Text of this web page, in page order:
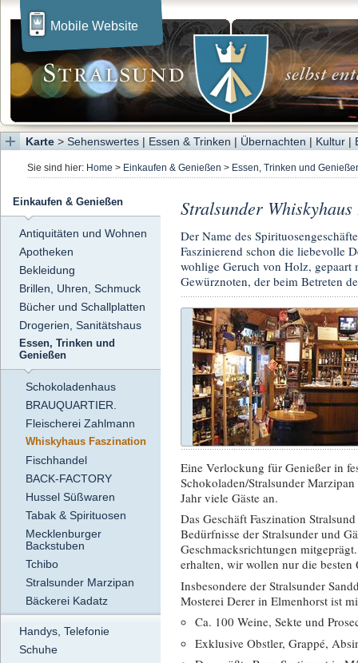
Mobile Website
Karte > Sehenswertes | Essen & Trinken | Übernachten | Kultur |
Sie sind hier: Home > Einkaufen & Genießen > Essen, Trinken und
Einkaufen & Genießen
Antiquitäten und Wohnen
Apotheken
Bekleidung
Brillen, Uhren, Schmuck
Bücher und Schallplatten
Drogerien, Sanitätshaus
Essen, Trinken und
Genießen
Schokoladenhaus
BRAUQUARTIER.
Fleischerei Zahlmann
Whiskyhaus Faszination
Fischhandel
BACK-FACTORY
Hussel Süßwaren
Tabak & Spirituosen
Mecklenburger
Backstuben
Tchibo
Stralsunder Marzipan
Bäckerei Kadatz
Handys, Telefonie
Schuhe
Stralsunder
Der Name des
Faszinierend schon die liebevolle
wohlige Geruch von Holz,
Gewürznoten, der beim Betreten
Eine Verlockung für Genießer in
Schokoladen/Stralsunder
Jahr viele Gäste an.
Das Geschäft Faszination
Bedürfnisse der Stralsunder und
Geschmacksrichtungen
erhalten, wir wollen nur die besten
Insbesondere der Stralsunder
Mosterei Derer in Elmenhorst ist
Ca. 100 Weine, Sekte und
Exklusive Obstler, Grappé,